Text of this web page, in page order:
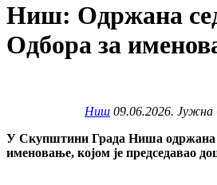
Ниш: Одржана
Одбора за
Ниш 09.06.2026. Јужна
У Скупштини Града Ниша одржана
именовање, којом је председавао